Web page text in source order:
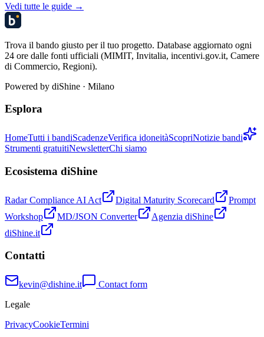
Vedi tutte le guide →
Trova il bando giusto per il tuo progetto. Database aggiornato ogni
24 ore dalle fonti ufficiali (MIMIT, Invitalia, incentivi.gov.it, Camere
di Commercio, Regioni).
Powered by diShine · Milano
Esplora
HomeTutti i bandiScadenzeVerifica idoneitàScopriNotizie bandi
Strumenti gratuitiNewsletterChi siamo
Ecosistema diShine
Radar Compliance AI Act Digital Maturity Scorecard
Prompt
Workshop
MD/JSON Converter
Agenzia diShine
diShine.it
Contatti
kevin@dishine.it
Contact form
Legale
PrivacyCookieTermini